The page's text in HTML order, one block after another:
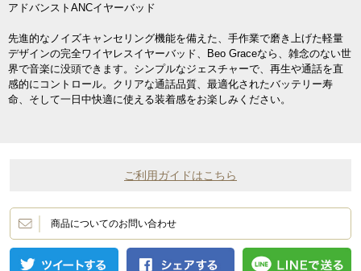
アドバンストANCイヤーバッド
先進的なノイズキャンセリング機能を備えた、手作業で磨き上げた軽量
デザインの完全ワイヤレスイヤーバッド、Beo Graceなら、雑念のない世
界で音楽に没頭できます。シンプルなジェスチャーで、再生や通話を直
感的にコントロール。クリアな通話品質、最適化されたバッテリー寿
命、そして一日中快適に使える装着感をお楽しみください。
ご利用ガイドはこちら
商品についてのお問い合わせ